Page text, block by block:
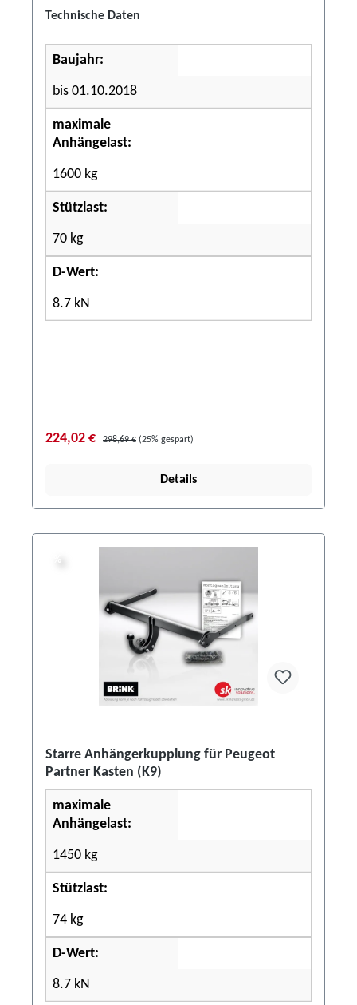
Technische Daten
Baujahr:
bis 01.10.2018
maximale
Anhängelast:
1600 kg
Stützlast:
70 kg
D-Wert:
8.7 kN
224,02 € 298,69 € (25% gespart)
Details
Starre Anhängerkupplung für Peugeot
Partner Kasten (K9)
maximale
Anhängelast:
1450 kg
Stützlast:
74 kg
D-Wert:
8.7 kN